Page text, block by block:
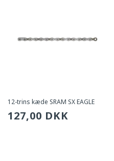
12-trins kæde SRAM SX EAGLE
Sædvanlig
127,00 DKK